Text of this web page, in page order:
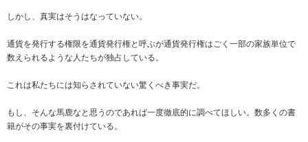
しかし、真実はそうはなっていない。
通貨を発行する権限を通貨発行権と呼ぶが通貨発行権はごく一部の家族単位で
数えられるような人たちが独占している。
これは私たちには知らされていない驚くべき事実だ。
もし、そんな馬鹿なと思うのであれば一度徹底的に調べてほしい。数多くの書
籍がその事実を裏付けている。